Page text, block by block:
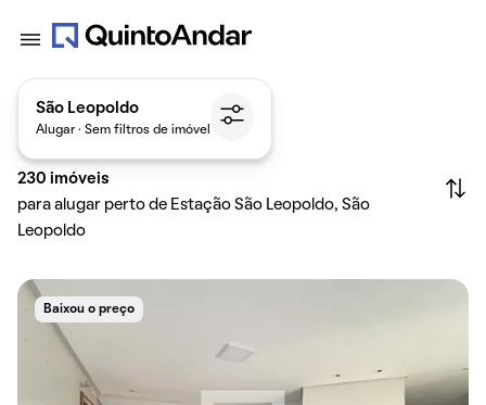
São Leopoldo
Alugar · Sem filtros de imóvel
230 imóveis
para alugar perto de Estação São Leopoldo, São
Leopoldo
Baixou o preço